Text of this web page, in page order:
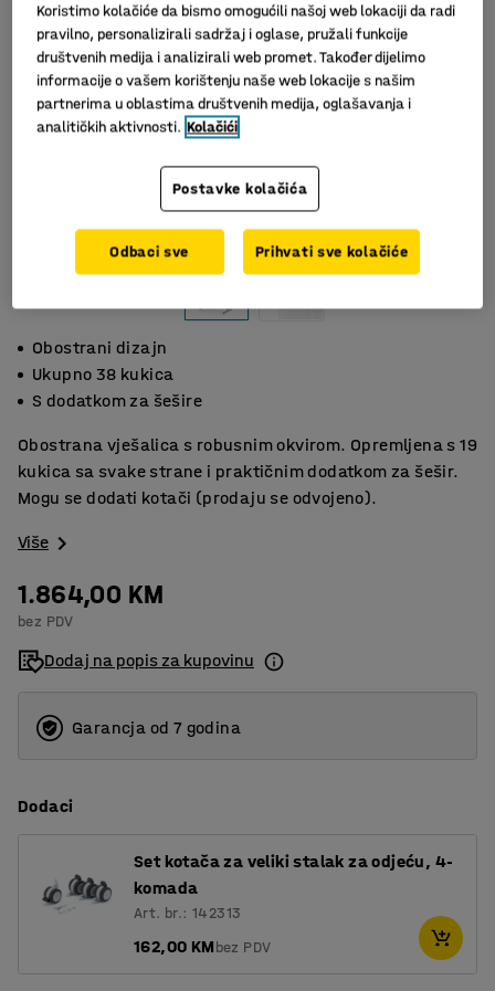
Obostrani dizajn
Ukupno 38 kukica
S dodatkom za šešire
Obostrana vješalica s robusnim okvirom. Opremljena s 19
kukica sa svake strane i praktičnim dodatkom za šešir.
Mogu se dodati kotači (prodaju se odvojeno).
Više
1.864,00 KM
bez PDV
Dodaj na popis za kupovinu
Garancja od 7 godina
Dodaci
Set kotača za veliki stalak za odjeću, 4-
komada
Art. br.: 142313
162,00 KMbez PDV
Koristimo kolačiće da bismo omogućili našoj web lokaciji da radi
pravilno, personalizirali sadržaj i oglase, pružali funkcije
društvenih medija i analizirali web promet. Također dijelimo
informacije o vašem korištenju naše web lokacije s našim
partnerima u oblastima društvenih medija, oglašavanja i
analitičkih aktivnosti. Kolačići
Postavke kolačića
Odbaci sve Prihvati sve kolačiće